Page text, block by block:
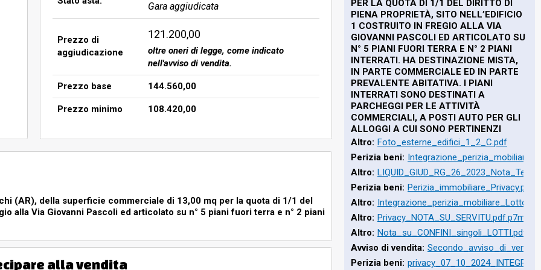
sito a Montevarchi (AR)
superficie commerciale di
diritto di piena proprietà sito
alla Via Giovanni Pascoli ed
e n° 2 piani interrati. Ha
ed in parte
sono destinati a
a posti auto per gli al
Gara aggiudicata
Prezzo di
aggiudicazione
121.200,00
oltre oneri di legge, come indicato
nell'avviso di vendita.
Prezzo base 144.560,00
Prezzo minimo 108.420,00
(AR), della superficie commerciale di 13,00 mq per la quota di 1/1 del
alla Via Giovanni Pascoli ed articolato su n° 5 piani fuori terra e n° 2 piani
prevalente abitativa. I piani interrati sono destinati a parcheggi per le
della superficie commerciale di 13,00 mq per la quota di 1/1 del diritto di
Pascoli ed articolato su n° 5 piani fuori terra e n° 2 piani interrati. Ha
alla vendita
PER LA QUOTA DI 1/1 DEL DIRITTO DI
PIENA PROPRIETÀ, SITO NELL’EDIFICIO
1 COSTRUITO IN FREGIO ALLA VIA
GIOVANNI PASCOLI ED ARTICOLATO SU
N° 5 PIANI FUORI TERRA E N° 2 PIANI
INTERRATI. HA DESTINAZIONE MISTA,
IN PARTE COMMERCIALE ED IN PARTE
PREVALENTE ABITATIVA. I PIANI
INTERRATI SONO DESTINATI A
PARCHEGGI PER LE ATTIVITÀ
COMMERCIALI, A POSTI AUTO PER GLI
ALLOGGI A CUI SONO PERTINENZI
Altro: Foto_esterne_edifici_1_2_C.pdf
Perizia beni:
Altro:
Perizia beni: Perizia_immobiliare_Privacy.pdf
Altro:
Altro: Privacy_NOTA_SU_SERVITU.pdf.p7m
Altro:
Avviso di vendita:
Perizia beni: